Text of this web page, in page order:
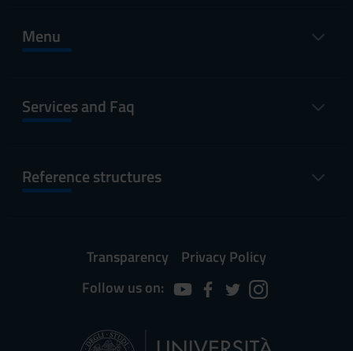
Menu
Services and Faq
Reference structures
Transparency
Privacy Policy
Follow us on: